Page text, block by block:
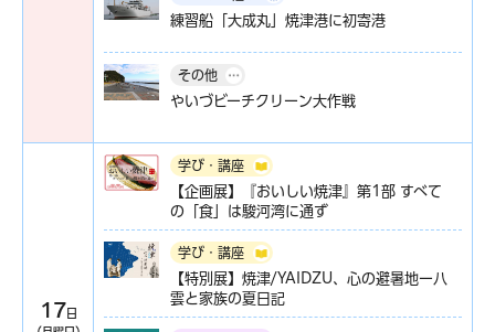
練習船「大成丸」焼津港に初寄港
その他
やいづビーチクリーン大作戦
17 日
学び・講座
【企画展】『おいしい焼津』第1部 すべて
の「食」は駿河湾に通ず
学び・講座
【特別展】焼津/YAIDZU、心の避暑地ー八
雲と家族の夏日記